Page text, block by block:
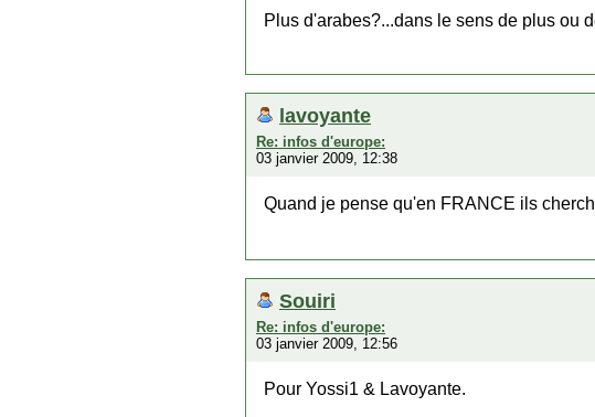
Plus d'arabes?...dans le sens de plus ou
lavoyante
Re: infos d'europe:
03 janvier 2009, 12:38
Quand je pense qu'en FRANCE ils
Souiri
Re: infos d'europe:
03 janvier 2009, 12:56
Pour Yossi1 & Lavoyante.